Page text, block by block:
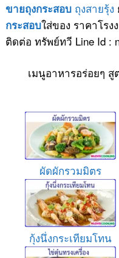
ขายถุงกระสอบ ถุงสายรุ้ง
กระสอบใส่ของ ราคาโรง
ติดต่อ ทรัพย์ทวี Line Id :
เมนูอาหารอร่อยๆ
ผัดผักรวมมิตร
กุ้งนึ่งกระเทียมโทน